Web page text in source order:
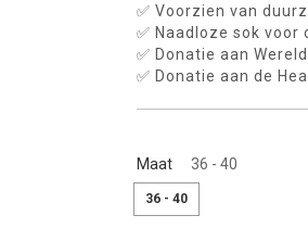
✅ Voorzien van
✅ Naadloze sok
✅ Donatie aan
✅ Donatie aan de
Maat 36 - 40
36 - 40